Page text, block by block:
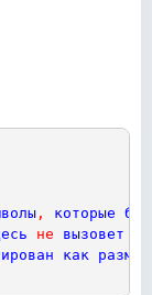
, которые
не вызовет
как